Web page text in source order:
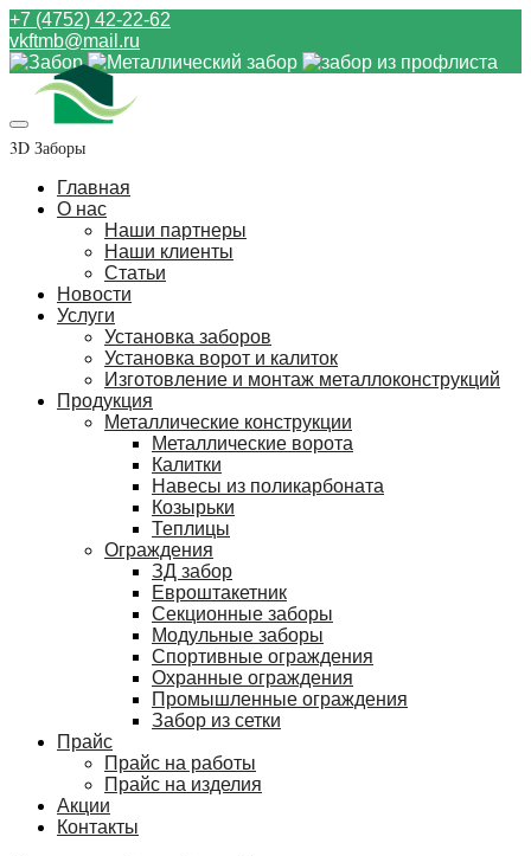
+7 (4752) 42-22-62
vkftmb@mail.ru
3D Заборы
Главная
О нас
Наши партнеры
Наши клиенты
Статьи
Новости
Услуги
Установка заборов
Установка ворот и калиток
Изготовление и монтаж металлоконструкций
Продукция
Металлические конструкции
Металлические ворота
Калитки
Навесы из поликарбоната
Козырьки
Теплицы
Ограждения
ЗД забор
Евроштакетник
Секционные заборы
Модульные заборы
Спортивные ограждения
Охранные ограждения
Промышленные ограждения
Забор из сетки
Прайс
Прайс на работы
Прайс на изделия
Акции
Контакты